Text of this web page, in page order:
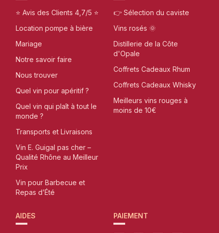
⭐ Avis des Clients 4,7/5 ⭐
Location pompe à bière
Mariage
Notre savoir faire
Nous trouver
Quel vin pour apéritif ?
Quel vin qui plaît à tout le
monde ?
Transports et Livraisons
Vin E. Guigal pas cher –
Qualité Rhône au Meilleur
Prix
Vin pour Barbecue et
Repas d’Été
👉 Sélection du caviste
Vins rosés 🌞
Distillerie de la Côte
d'Opale
Coffrets Cadeaux Rhum
Coffrets Cadeaux Whisky
Meilleurs vins rouges à
moins de 10€
AIDES PAIEMENT